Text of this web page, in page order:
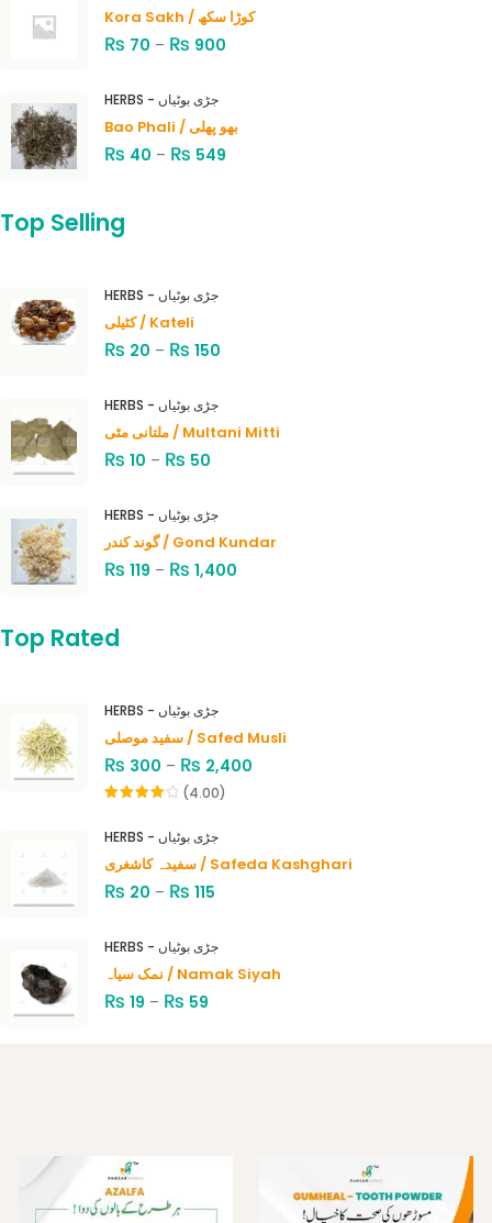
Kora Sakh / کوڑا سکھ
₨ 70 – ₨ 900
HERBS - جڑی بوٹیاں
Bao Phali / بھو پھلی
₨ 40 – ₨ 549
Top Selling
HERBS - جڑی بوٹیاں
کٹیلی / Kateli
₨ 20 – ₨ 150
HERBS - جڑی بوٹیاں
ملتانی مٹی / Multani Mitti
₨ 10 – ₨ 50
HERBS - جڑی بوٹیاں
گوند کندر / Gond Kundar
₨ 119 – ₨ 1,400
Top Rated
HERBS - جڑی بوٹیاں
سفید موصلی / Safed Musli
₨ 300 – ₨ 2,400
of 5
(4.00)
HERBS - جڑی بوٹیاں
سفیدہ کاشغری / Safeda Kashghari
₨ 20 – ₨ 115
HERBS - جڑی بوٹیاں
نمک سیاہ / Namak Siyah
₨ 19 – ₨ 59